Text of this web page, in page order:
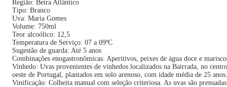
Região: Beira Atlântico
Tipo: Branco
Uva: Maria Gomes
Volume: 750ml
Teor alcoólico: 12,5
Temperatura de Serviço: 07 a 09ºC
Sugestão de guarda: Até 5 anos
Combinações enogastronômicas: Aperitivos, peixes de água doce e
Vinhedo: Uvas provenientes de vinhedos localizados na Bairrada, no
oeste de Portugal, plantados em solo arenoso, com idade média de 25 anos.
Vinificação: Colheita manual com seleção criteriosa. As uvas são prensadas